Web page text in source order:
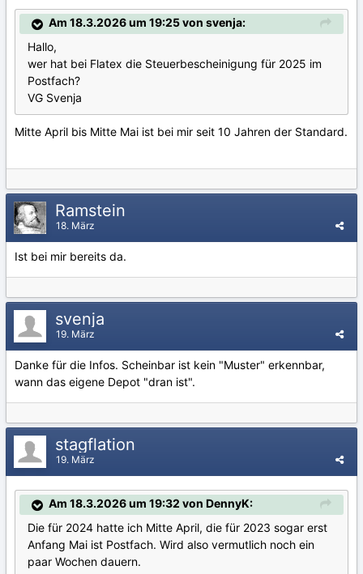
Am 18.3.2026 um 19:25 von svenja:
Hallo,
wer hat bei Flatex die Steuerbescheinigung für 2025 im
Postfach?
VG Svenja
Mitte April bis Mitte Mai ist bei mir seit 10 Jahren der Standard.
Ramstein
18. März
Ist bei mir bereits da.
svenja
19. März
Danke für die Infos. Scheinbar ist kein "Muster" erkennbar,
wann das eigene Depot "dran ist".
stagflation
19. März
Am 18.3.2026 um 19:32 von DennyK:
Die für 2024 hatte ich Mitte April, die für 2023 sogar erst
Anfang Mai ist Postfach. Wird also vermutlich noch ein
paar Wochen dauern.